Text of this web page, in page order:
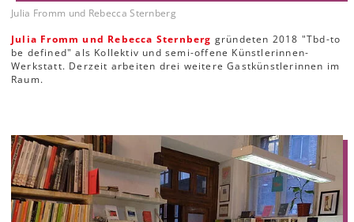
Julia Fromm und Rebecca Sternberg
Julia Fromm und Rebecca Sternberg gründeten 2018 "Tbd-to
be defined" als Kollektiv und semi-offene Künstlerinnen-
Werkstatt. Derzeit arbeiten drei weitere Gastkünstlerinnen im
Raum.